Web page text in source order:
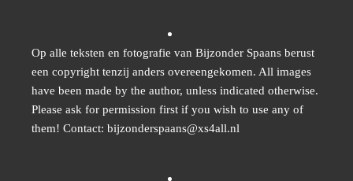
Op alle teksten en fotografie van Bijzonder Spaans berust
een copyright tenzij anders overeengekomen. All images
have been made by the author, unless indicated otherwise.
Please ask for permission first if you wish to use any of
them! Contact: bijzonderspaans@xs4all.nl